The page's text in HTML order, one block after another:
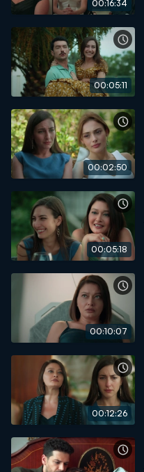
00:16:34
00:05:11
00:02:50
00:05:18
00:10:07
00:12:26